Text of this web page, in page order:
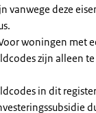
vanwege deze
woningen met
zijn alleen
in dit